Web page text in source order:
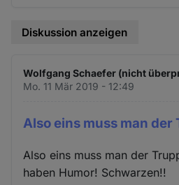
Diskussion anzeigen
Wolfgang Schaefer (nicht
Mo. 11 Mär 2019 - 12:49
Also eins muss man der
Also eins muss man der
haben Humor! Schwarzen!!